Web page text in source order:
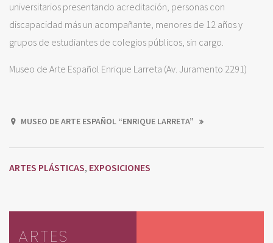
universitarios presentando acreditación, personas con
discapacidad más un acompañante, menores de 12 años y
grupos de estudiantes de colegios públicos, sin cargo.
Museo de Arte Español Enrique Larreta (Av. Juramento 2291)
MUSEO DE ARTE ESPAÑOL “ENRIQUE LARRETA”
ARTES PLÁSTICAS, EXPOSICIONES
ARTES